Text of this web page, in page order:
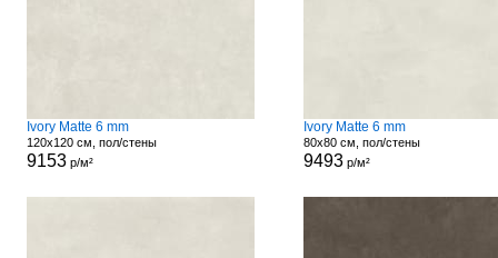
Ivory Matte 6 mm
120x120 см, пол/стены
9153р/м²
Ivory Matte 6 mm
80x80 см, пол/стены
9493р/м²